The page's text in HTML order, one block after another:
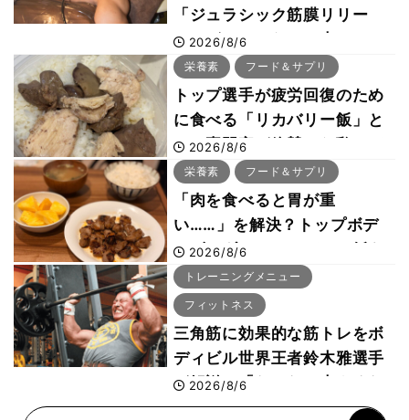
「ジュラシック筋膜リリー
ス」が口コミだけで大ヒット
した納得の理由 木澤大祐が
解説
2026/8/6
栄養素 フード＆サプリ
トップ選手が疲労回復のため
に食べる「リカバリー飯」と
は？専門家が絶賛した鶏レバ
ー活用法
2026/8/6
栄養素 フード＆サプリ
「肉を食べると胃が重
い……」を解決？トップボデ
ィビルダーのリカバリー飯を
専門家がロジカル解説
2026/8/6
トレーニングメニュー
フィットネス
三角筋に効果的な筋トレをボ
ディビル世界王者鈴木雅選手
が解説！「なかなか大きくな
らない肩の鍛え方」前編
2026/8/6